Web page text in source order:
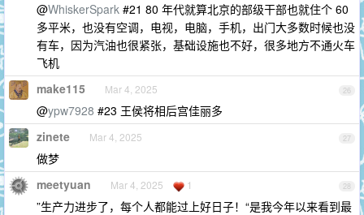
@WhiskerSpark #21 80 年代就算北京的部级干部也就住个 60
多平米，也没有空调，电视，电脑，手机，出门大多数时候也没
有车，因为汽油也很紧张，基础设施也不好，很多地方不通火车
飞机
26
make115 Mar 4, 2025
@ypw7928 #23 王侯将相后宫佳丽多
27
zinete Mar 4, 2025
做梦
28
meetyuan Mar 4, 2025 1
”生产力进步了，每个人都能过上好日子！“是我今年以来看到最